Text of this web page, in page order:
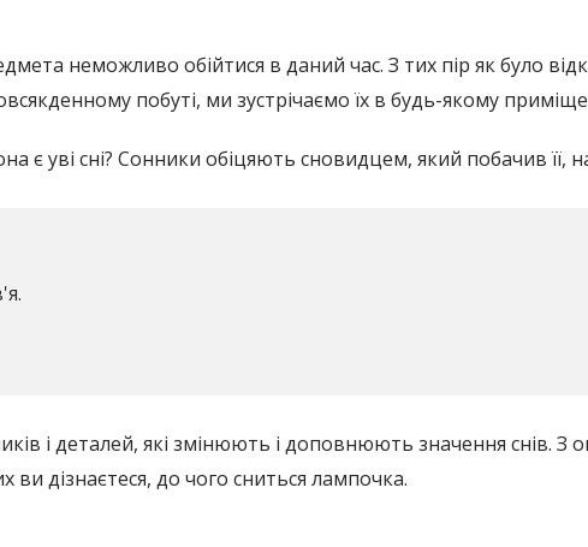
неможливо обійтися в даний час. З тих пір як було
побуті, ми зустрічаємо їх в будь-якому
є уві сні? Сонники обіцяють сновидцем, який побачив її,
і деталей, які змінюють і доповнюють значення снів. З
дізнаєтеся, до чого сниться лампочка.